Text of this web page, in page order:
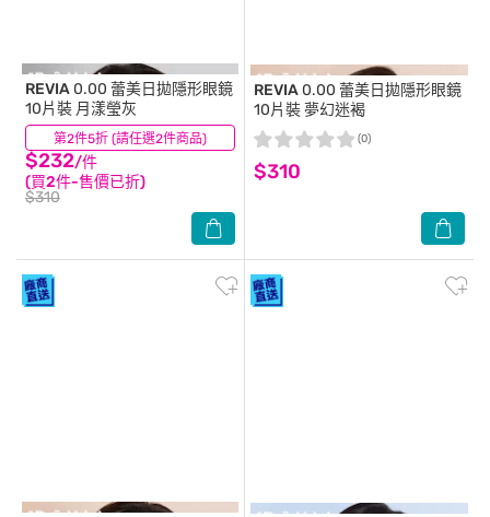
第2件5折 (請任選2件商品)
REVIA0.00 蕾美日拋隱形眼鏡
10片裝 月漾瑩灰
$232/件
(買2件-售價已折)
$310
(0)
REVIA0.00 蕾美日拋隱形眼鏡
10片裝 夢幻迷褐
$310
(0)